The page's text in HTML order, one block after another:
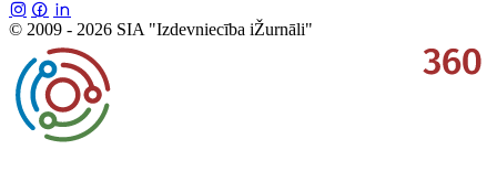
© 2009 - 2026 SIA "Izdevniecība iŽurnāli"